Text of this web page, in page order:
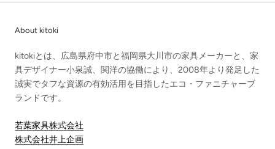
About kitoki
kitokiとは、広島県府中市と福岡県大川市の家具メーカーと、家
具デザイナー小泉誠、関洋の協働により、2008年より発足した
誠実でタフな資源の有効活用を目指したエコ・ファニチャーブ
ランドです。
若葉家具株式会社
株式会社井上企画